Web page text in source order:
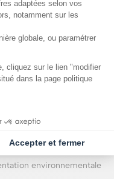
/ bois intérieur
système Vigik®
5 points
environnementale